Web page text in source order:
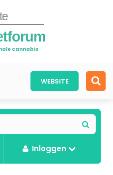
cannabis
WEBSITE
Inloggen